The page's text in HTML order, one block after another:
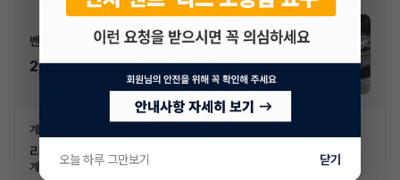
벤츠 AMG GT 43 4Matic+
2,114,200원 X 60개월
계약유형
리스
계약기간
오늘 하루 그만보기 닫기